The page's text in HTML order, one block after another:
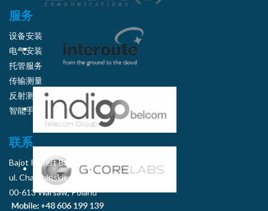
服务
设备安装
电气安装
托管服务
传输测量
反射测量
智能手
联系
Bajot Robert Baj
ul. Chałubińskiego 8 46:75
00-613 Warsaw, Poland